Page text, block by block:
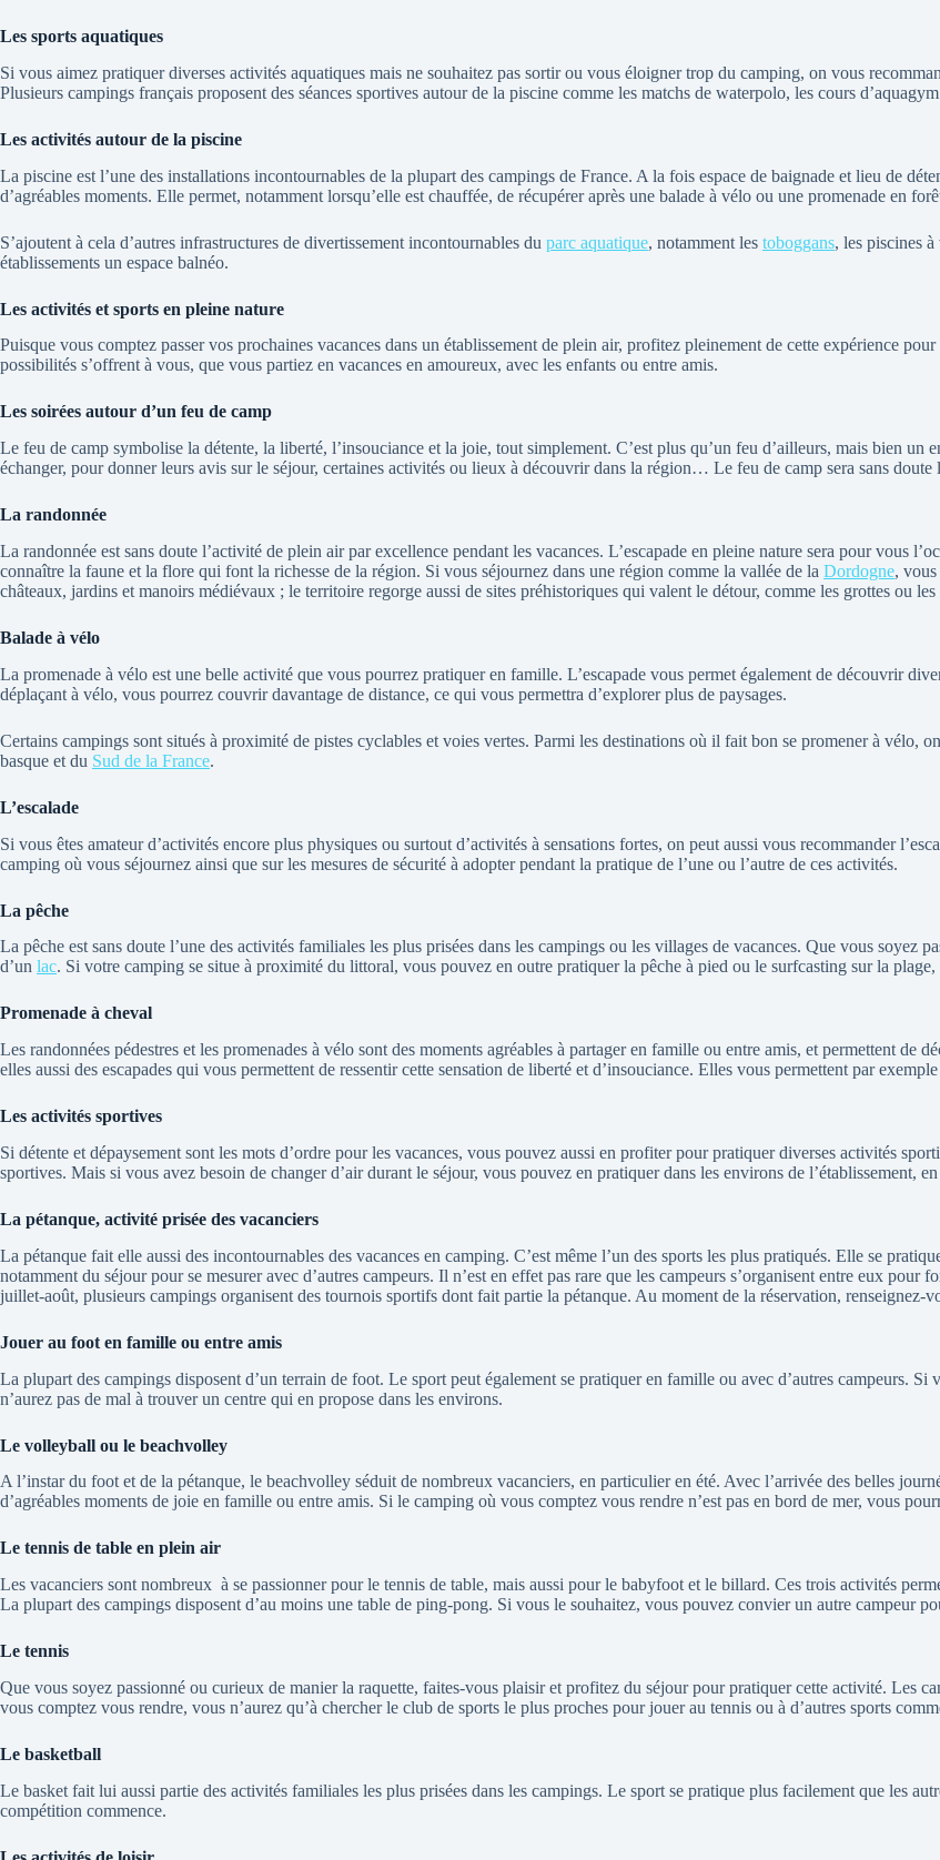
Les sports aquatiques
Si vous aimez pratiquer diverses activités aquatiques mais ne souhaitez pas sortir ou vous éloigner trop du camping, on vous
Plusieurs campings français proposent des séances sportives autour de la piscine comme les matchs de waterpolo, les cours
Les activités autour de la piscine
La piscine est l’une des installations incontournables de la plupart des campings de France. A la fois espace de baignade et lieu de
d’agréables moments. Elle permet, notamment lorsqu’elle est chauffée, de récupérer après une balade à vélo ou une promenade en
S’ajoutent à cela d’autres infrastructures de divertissement incontournables du parc aquatique, notamment les toboggans, les piscines
établissements un espace balnéo.
Les activités et sports en pleine nature
Puisque vous comptez passer vos prochaines vacances dans un établissement de plein air, profitez pleinement de cette expérience
possibilités s’offrent à vous, que vous partiez en vacances en amoureux, avec les enfants ou entre amis.
Les soirées autour d’un feu de camp
Le feu de camp symbolise la détente, la liberté, l’insouciance et la joie, tout simplement. C’est plus qu’un feu d’ailleurs, mais bien
échanger, pour donner leurs avis sur le séjour, certaines activités ou lieux à découvrir dans la région… Le feu de camp sera sans doute
La randonnée
La randonnée est sans doute l’activité de plein air par excellence pendant les vacances. L’escapade en pleine nature sera pour vous
connaître la faune et la flore qui font la richesse de la région. Si vous séjournez dans une région comme la vallée de la Dordogne,
châteaux, jardins et manoirs médiévaux ; le territoire regorge aussi de sites préhistoriques qui valent le détour, comme les grottes ou
Balade à vélo
La promenade à vélo est une belle activité que vous pourrez pratiquer en famille. L’escapade vous permet également de découvrir
déplaçant à vélo, vous pourrez couvrir davantage de distance, ce qui vous permettra d’explorer plus de paysages.
Certains campings sont situés à proximité de pistes cyclables et voies vertes. Parmi les destinations où il fait bon se promener à vélo,
basque et du Sud de la France.
L’escalade
Si vous êtes amateur d’activités encore plus physiques ou surtout d’activités à sensations fortes, on peut aussi vous recommander
camping où vous séjournez ainsi que sur les mesures de sécurité à adopter pendant la pratique de l’une ou l’autre de ces activités.
La pêche
La pêche est sans doute l’une des activités familiales les plus prisées dans les campings ou les villages de vacances. Que vous soyez
d’un lac. Si votre camping se situe à proximité du littoral, vous pouvez en outre pratiquer la pêche à pied ou le surfcasting sur la
Promenade à cheval
Les randonnées pédestres et les promenades à vélo sont des moments agréables à partager en famille ou entre amis, et permettent de
elles aussi des escapades qui vous permettent de ressentir cette sensation de liberté et d’insouciance. Elles vous permettent par
Les activités sportives
Si détente et dépaysement sont les mots d’ordre pour les vacances, vous pouvez aussi en profiter pour pratiquer diverses activités
sportives. Mais si vous avez besoin de changer d’air durant le séjour, vous pouvez en pratiquer dans les environs de l’établissement,
La pétanque, activité prisée des vacanciers
La pétanque fait elle aussi des incontournables des vacances en camping. C’est même l’un des sports les plus pratiqués. Elle se
notamment du séjour pour se mesurer avec d’autres campeurs. Il n’est en effet pas rare que les campeurs s’organisent entre eux
juillet-août, plusieurs campings organisent des tournois sportifs dont fait partie la pétanque. Au moment de la réservation, renseignez-
Jouer au foot en famille ou entre amis
La plupart des campings disposent d’un terrain de foot. Le sport peut également se pratiquer en famille ou avec d’autres campeurs.
n’aurez pas de mal à trouver un centre qui en propose dans les environs.
Le volleyball ou le beachvolley
A l’instar du foot et de la pétanque, le beachvolley séduit de nombreux vacanciers, en particulier en été. Avec l’arrivée des belles
d’agréables moments de joie en famille ou entre amis. Si le camping où vous comptez vous rendre n’est pas en bord de mer, vous
Le tennis de table en plein air
Les vacanciers sont nombreux à se passionner pour le tennis de table, mais aussi pour le babyfoot et le billard. Ces trois activités
La plupart des campings disposent d’au moins une table de ping-pong. Si vous le souhaitez, vous pouvez convier un autre campeur
Le tennis
Que vous soyez passionné ou curieux de manier la raquette, faites-vous plaisir et profitez du séjour pour pratiquer cette activité. Les
vous comptez vous rendre, vous n’aurez qu’à chercher le club de sports le plus proches pour jouer au tennis ou à d’autres sports
Le basketball
Le basket fait lui aussi partie des activités familiales les plus prisées dans les campings. Le sport se pratique plus facilement que les
compétition commence.